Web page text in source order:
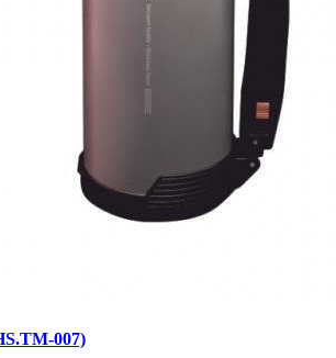
007)